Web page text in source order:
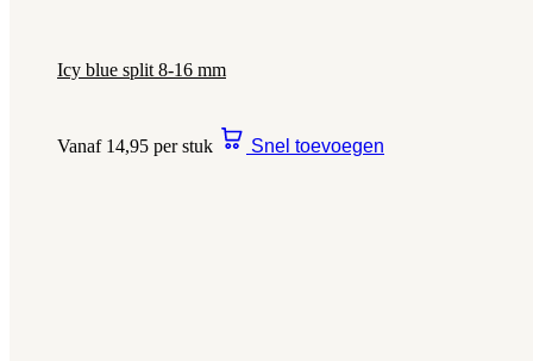
Icy blue split 8-16 mm
Vanaf 14,95 per stuk Snel toevoegen